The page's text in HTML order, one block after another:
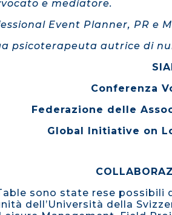
e mediatore.
Event Planner, PR e
psicoterapeuta autrice di
Conferenza
Federazione delle
Global Initiative on
sono state rese
dell’Università della